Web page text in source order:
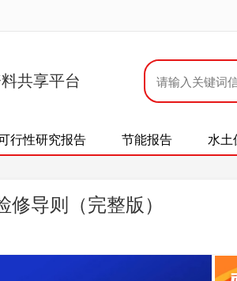
共享平台
行性研究报告 节能报告 水土
导则（完整版）